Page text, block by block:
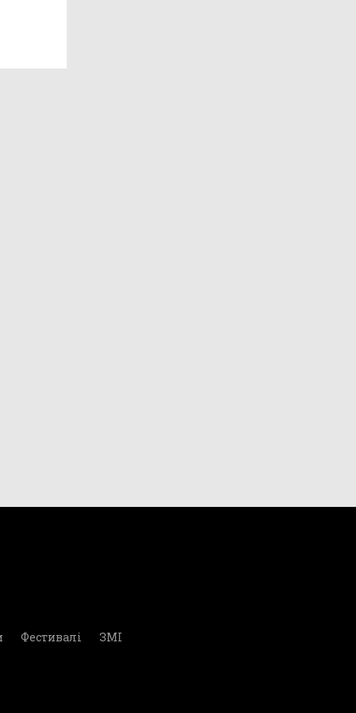
Фестивалі ЗМІ